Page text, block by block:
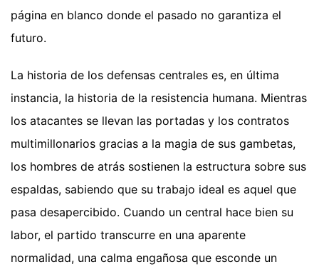
página en blanco donde el pasado no garantiza el
futuro.
La historia de los defensas centrales es, en última
instancia, la historia de la resistencia humana. Mientras
los atacantes se llevan las portadas y los contratos
multimillonarios gracias a la magia de sus gambetas,
los hombres de atrás sostienen la estructura sobre sus
espaldas, sabiendo que su trabajo ideal es aquel que
pasa desapercibido. Cuando un central hace bien su
labor, el partido transcurre en una aparente
normalidad, una calma engañosa que esconde un